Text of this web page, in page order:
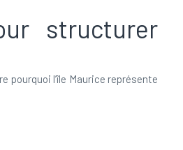
structurer
pourquoi l’île Maurice représente